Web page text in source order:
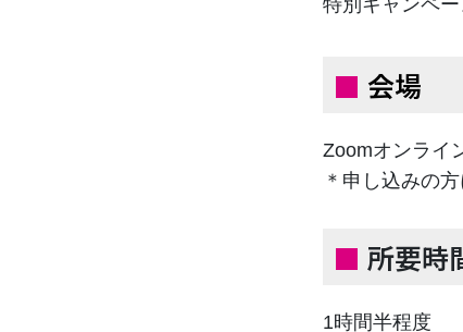
特別キャンペ
■ 会場
Zoomオンライ
＊申し込みの
■ 所要時
1時間半程度